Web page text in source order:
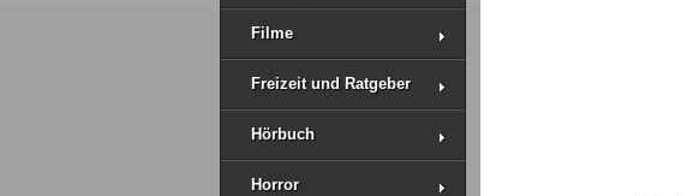
Filme
Freizeit und Ratgeber
Hörbuch
Horror